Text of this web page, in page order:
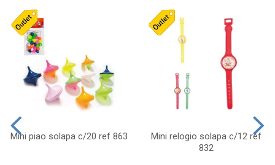
Mini piao solapa c/20 ref 863
Mini relogio solapa c/12 ref
832